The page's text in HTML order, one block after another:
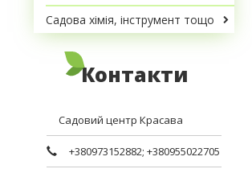
Садова хімія, інструмент тощо
Контакти
Садовий центр Красава
+380973152882; +380955022705